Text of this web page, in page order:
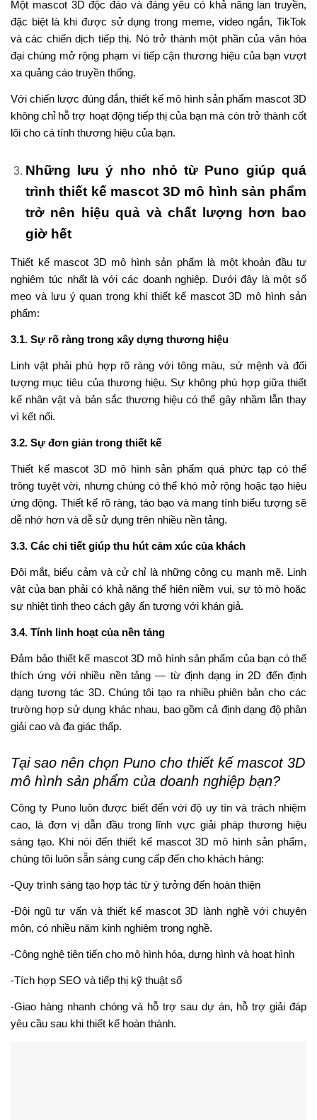
Một mascot 3D độc đáo và đáng yêu có khả năng lan truyền,
đặc biệt là khi được sử dụng trong meme, video ngắn, TikTok
và các chiến dịch tiếp thị. Nó trở thành một phần của văn hóa
đại chúng mở rộng phạm vi tiếp cận thương hiệu của bạn vượt
xa quảng cáo truyền thống.
Với chiến lược đúng đắn, thiết kế mô hình sản phẩm mascot 3D
không chỉ hỗ trợ hoạt động tiếp thị của bạn mà còn trở thành cốt
lõi cho cá tính thương hiệu của bạn.
Những lưu ý nho nhỏ từ Puno giúp quá
trình thiết kế mascot 3D mô hình sản phẩm
trở nên hiệu quả và chất lượng hơn bao
giờ hết
Thiết kế mascot 3D mô hình sản phẩm là một khoản đầu tư
nghiêm túc nhất là với các doanh nghiệp. Dưới đây là một số
mẹo và lưu ý quan trọng khi thiết kế mascot 3D mô hình sản
phẩm:
3.1. Sự rõ ràng trong xây dựng thương hiệu
Linh vật phải phù hợp rõ ràng với tông màu, sứ mệnh và đối
tượng mục tiêu của thương hiệu. Sự không phù hợp giữa thiết
kế nhân vật và bản sắc thương hiệu có thể gây nhầm lẫn thay
vì kết nối.
3.2. Sự đơn giản trong thiết kế
Thiết kế mascot 3D mô hình sản phẩm quá phức tạp có thể
trông tuyệt vời, nhưng chúng có thể khó mở rộng hoặc tạo hiệu
ứng động. Thiết kế rõ ràng, táo bạo và mang tính biểu tượng sẽ
dễ nhớ hơn và dễ sử dụng trên nhiều nền tảng.
3.3. Các chi tiết giúp thu hút cảm xúc của khách
Đôi mắt, biểu cảm và cử chỉ là những công cụ mạnh mẽ. Linh
vật của bạn phải có khả năng thể hiện niềm vui, sự tò mò hoặc
sự nhiệt tình theo cách gây ấn tượng với khán giả.
3.4. Tính linh hoạt của nền tảng
Đảm bảo thiết kế mascot 3D mô hình sản phẩm của bạn có thể
thích ứng với nhiều nền tảng — từ định dạng in 2D đến định
dạng tương tác 3D. Chúng tôi tạo ra nhiều phiên bản cho các
trường hợp sử dụng khác nhau, bao gồm cả định dạng độ phân
giải cao và đa giác thấp.
Tại sao nên chọn Puno cho thiết kế mascot 3D
mô hình sản phẩm của doanh nghiệp bạn?
Công ty Puno luôn được biết đến với độ uy tín và trách nhiệm
cao, là đơn vị dẫn đầu trong lĩnh vực giải pháp thương hiệu
sáng tạo. Khi nói đến thiết kế mascot 3D mô hình sản phẩm,
chúng tôi luôn sẵn sàng cung cấp đến cho khách hàng:
-Quy trình sáng tạo hợp tác từ ý tưởng đến hoàn thiện
-Đội ngũ tư vấn và thiết kế mascot 3D lành nghề với chuyên
môn, có nhiều năm kinh nghiệm trong nghề.
-Công nghệ tiên tiến cho mô hình hóa, dựng hình và hoạt hình
-Tích hợp SEO và tiếp thị kỹ thuật số
-Giao hàng nhanh chóng và hỗ trợ sau dự án, hỗ trợ giải đáp
yêu cầu sau khi thiết kế hoàn thành.